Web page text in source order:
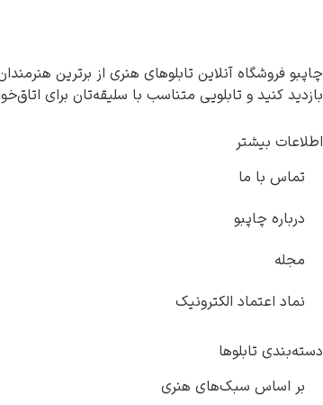
چاپبو فروشگاه آنلاین تابلوهای هنری از برترین
بازدید کنید و تابلویی متناسب با سلیقه‌تان برای
اطلاعات بیشتر
تماس با ما
درباره چاپبو
مجله
نماد اعتماد الکترونیک
دسته‌بندی تابلوها
بر اساس سبک‌های هنری